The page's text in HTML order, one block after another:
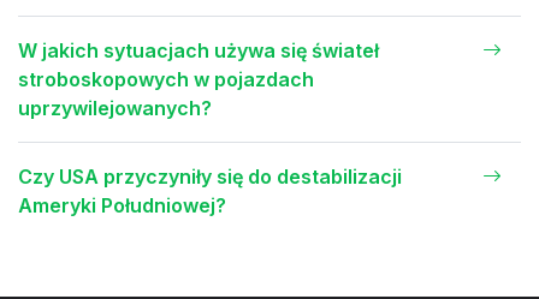
W jakich sytuacjach używa się świateł
stroboskopowych w pojazdach
uprzywilejowanych?
Czy USA przyczyniły się do destabilizacji
Ameryki Południowej?